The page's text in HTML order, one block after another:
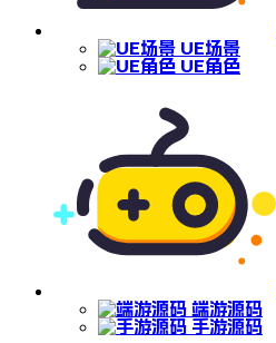
UE场景
UE角色
端游源码
手游源码